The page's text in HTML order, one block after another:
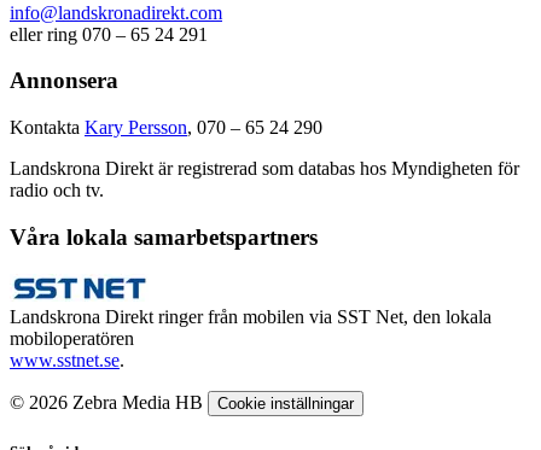
info@landskronadirekt.com
eller ring 070 – 65 24 291
Annonsera
Kontakta Kary Persson, 070 – 65 24 290
Landskrona Direkt är registrerad som databas hos Myndigheten för
radio och tv.
Våra lokala samarbetspartners
Landskrona Direkt ringer från mobilen via SST Net, den lokala
mobiloperatören
www.sstnet.se.
© 2026 Zebra Media HB Cookie inställningar